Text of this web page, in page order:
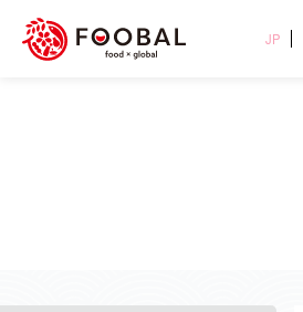
JP